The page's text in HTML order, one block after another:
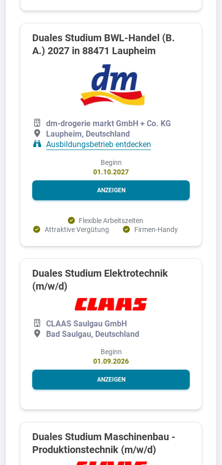
Duales Studium BWL-Handel (B.
A.) 2027 in 88471 Laupheim
dm-drogerie markt GmbH + Co. KG
Laupheim, Deutschland
Ausbildungsbetrieb entdecken
Beginn
01.10.2027
ANZEIGEN
Flexible Arbeitszeiten
Attraktive Vergütung
Firmen-Handy
Duales Studium Elektrotechnik
(m/w/d)
CLAAS Saulgau GmbH
Bad Saulgau, Deutschland
Beginn
01.09.2026
ANZEIGEN
Duales Studium Maschinenbau -
Produktionstechnik (m/w/d)